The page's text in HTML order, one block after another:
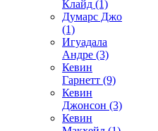
Клайд (1)
Думарс Джо
(1)
Игуадала
Андре (3)
Кевин
Гарнетт (9)
Кевин
Джонсон (3)
Кевин